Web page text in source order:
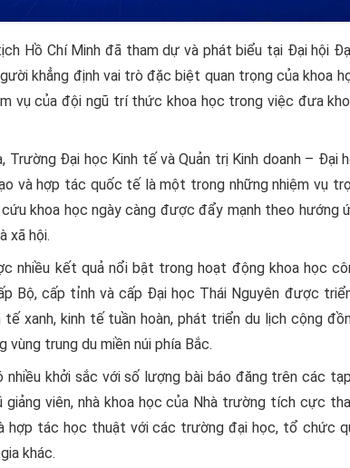
Hồ Chí Minh đã tham dự và phát biểu tại Đại hội
khẳng định vai trò đặc biệt quan trọng của khoa
vụ của đội ngũ trí thức khoa học trong việc đưa
Trường Đại học Kinh tế và Quản trị Kinh doanh – Đại
và hợp tác quốc tế là một trong những nhiệm vụ
khoa học ngày càng được đẩy mạnh theo hướng
xã hội.
nhiều kết quả nổi bật trong hoạt động khoa học
Bộ, cấp tỉnh và cấp Đại học Thái Nguyên được
xanh, kinh tế tuần hoàn, phát triển du lịch cộng
trung du miền núi phía Bắc.
khởi sắc với số lượng bài báo đăng trên các
viên, nhà khoa học của Nhà trường tích cực
hợp tác học thuật với các trường đại học, tổ chức
khác.